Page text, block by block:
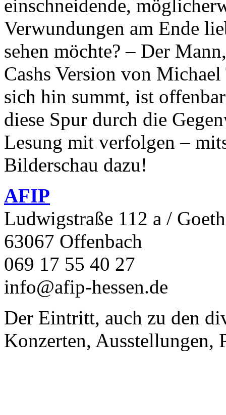
einschneidende,
Verwundungen am Ende
sehen möchte? – Der
Cashs Version von
sich hin summt, ist
diese Spur durch die
Lesung mit verfolgen –
Bilderschau dazu!
AFIP
Ludwigstraße 112 a /
63067 Offenbach
069 17 55 40 27
info@afip-hessen.de
Der Eintritt, auch zu den
Konzerten, Ausstellungen,